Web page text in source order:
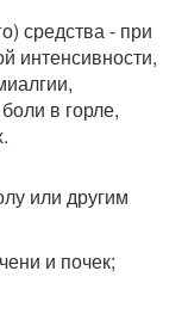
средства - при
интенсивности,
в горле,
или другим
и почек;